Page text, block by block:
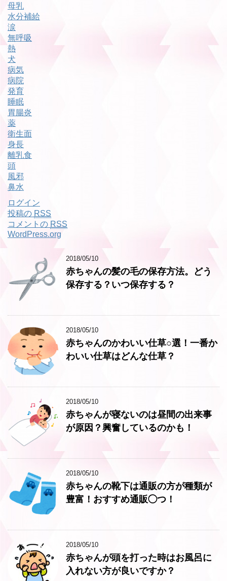
母乳
水分補給
涙
無呼吸
熱
犬
病気
病院
発育
睡眠
胃腸炎
薬
衛生面
身長
離乳食
頭
風邪
鼻水
ログイン
投稿の RSS
コメントの RSS
WordPress.org
2018/05/10
赤ちゃんの髪の毛の保存方法。どう
保存する？いつ保存する？
2018/05/10
赤ちゃんのかわいい仕草○選！一番か
わいい仕草はどんな仕草？
2018/05/10
赤ちゃんが寝ないのは昼間の出来事
が原因？興奮しているのかも！
2018/05/10
赤ちゃんの靴下は通販の方が種類が
豊富！おすすめ通販◯つ！
2018/05/10
赤ちゃんが頭を打った時はお風呂に
入れない方が良いですか？